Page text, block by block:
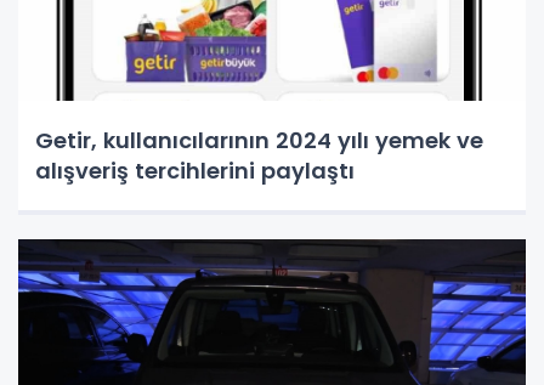
Getir, kullanıcılarının 2024 yılı yemek ve
alışveriş tercihlerini paylaştı